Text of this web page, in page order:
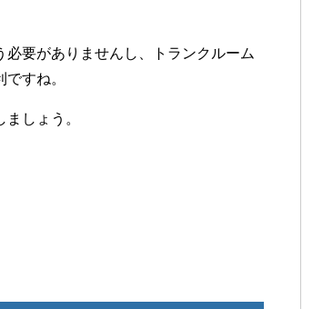
必要がありませんし、トランクルーム
すね。
しょう。